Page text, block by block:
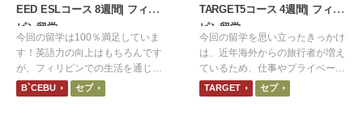
EED ESLコース 8週間| フィリ
ピン留学
今回の留学は100％満足していま
す！英語力の向上はもちろんです
が、フィリピンでの生活を通じて
異文化を尊重する姿勢や、困難な
状況でも前向きに取り組む精神力
B`CEBU セブ
TARGET5コース 4週間| フィリ
ピン留学
今回の留学を思い立ったきっかけ
は、近年海外からの旅行者が増え
ているため、仕事やプライベート
に何かしら役立てられると思った
からです。食事は日本食でとても
TARGET セブ